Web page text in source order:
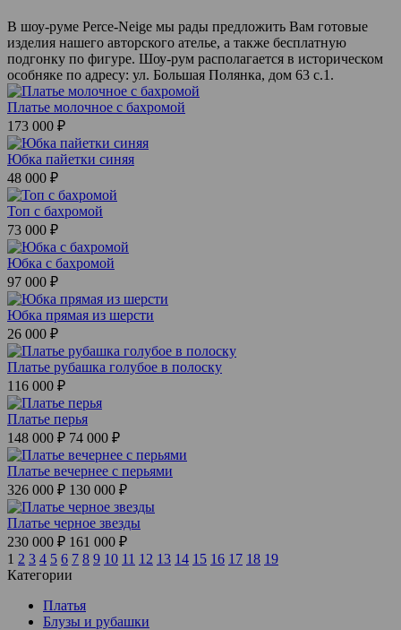
В шоу-руме Perce-Neige мы рады предложить Вам готовые
изделия нашего авторского ателье, а также бесплатную
подгонку по фигуре. Шоу-рум располагается в историческом
особняке по адресу: ул. Большая Полянка, дом 63 с.1.
Платье молочное с бахромой
173 000 ₽
Юбка пайетки синяя
48 000 ₽
Топ с бахромой
73 000 ₽
Юбка с бахромой
97 000 ₽
Юбка прямая из шерсти
26 000 ₽
Платье рубашка голубое в полоску
116 000 ₽
Платье перья
148 000 ₽ 74 000 ₽
Платье вечернее с перьями
326 000 ₽ 130 000 ₽
Платье черное звезды
230 000 ₽ 161 000 ₽
1 2 3 4 5 6 7 8 9 10 11 12 13 14 15 16 17 18 19
Категории
Платья
Блузы и рубашки